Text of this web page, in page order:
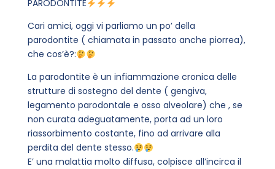
PARODONTITE
Cari amici, oggi vi parliamo un po’ della
parodontite ( chiamata in passato anche piorrea),
che cos’è?:
La parodontite è un infiammazione cronica delle
strutture di sostegno del dente ( gengiva,
legamento parodontale e osso alveolare) che , se
non curata adeguatamente, porta ad un loro
riassorbimento costante, fino ad arrivare alla
perdita del dente stesso.
E’ una malattia molto diffusa, colpisce all’incirca il